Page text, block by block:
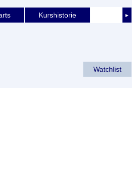
►
Kurshistorie
Watchlist